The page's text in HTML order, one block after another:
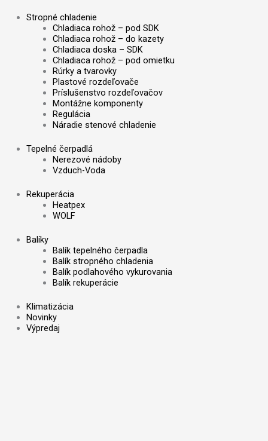
Stropné chladenie
Chladiaca rohož – pod SDK
Chladiaca rohož – do kazety
Chladiaca doska – SDK
Chladiaca rohož – pod omietku
Rúrky a tvarovky
Plastové rozdeľovače
Príslušenstvo rozdeľovačov
Montážne komponenty
Regulácia
Náradie stenové chladenie
Tepelné čerpadlá
Nerezové nádoby
Vzduch-Voda
Rekuperácia
Heatpex
WOLF
Balíky
Balík tepelného čerpadla
Balík stropného chladenia
Balík podlahového vykurovania
Balík rekuperácie
Klimatizácia
Novinky
Výpredaj